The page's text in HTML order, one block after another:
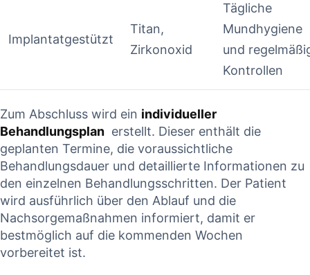
Implantatgestützt
Titan,
Zirkonoxid
Tägliche
Mundhygiene
und‍
⁤Kontrollen
Zum⁢ Abschluss wird ein individueller
‍Behandlungsplan ‌ erstellt. ⁤Dieser enthält die
geplanten ⁣Termine,⁤ die‍ voraussichtliche
Behandlungsdauer‌ und detaillierte ⁢Informationen zu⁤
den einzelnen Behandlungsschritten. Der Patient
⁣wird ausführlich ⁤über​ den​ Ablauf und ⁢die
Nachsorgemaßnahmen informiert, damit er
bestmöglich auf die kommenden Wochen
vorbereitet ist.